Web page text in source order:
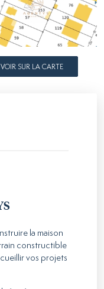
VOIR SUR LA CARTE
la maison
constructible
vos projets